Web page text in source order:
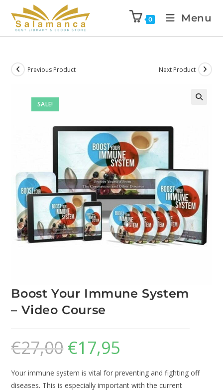
0 Menu
SALE!
Previous Product Next Product
Boost Your Immune System
– Video Course
€27,00 €17,95
Your immune system is vital for preventing and fighting off
diseases. This is especially important with the current